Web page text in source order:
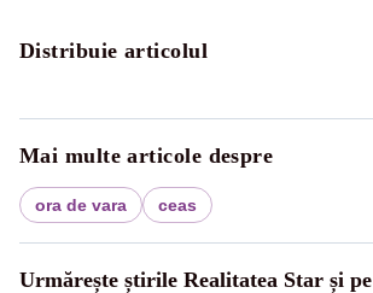
Distribuie articolul
Mai multe articole despre
ora de vara ceas
Urmărește știrile Realitatea Star și pe